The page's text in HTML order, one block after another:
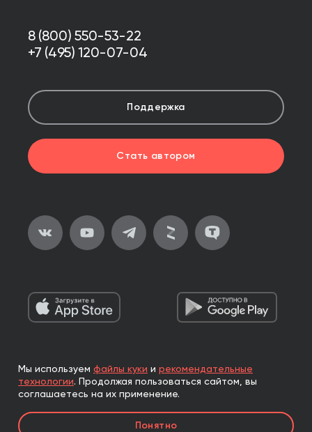
8 (800) 550-53-22
+7 (495) 120-07-04
Поддержка
Стать автором
2026, ООО «Альпина Паблишер»
Все права защищены
Книги реализуются ООО «Альпина Паблишер»
по договору комиссии с ООО «Альпина нон-фикшн»,
Мы используем файлы куки и рекомендательные
технологии. Продолжая пользоваться сайтом, вы
соглашаетесь на их применение.
Понятно